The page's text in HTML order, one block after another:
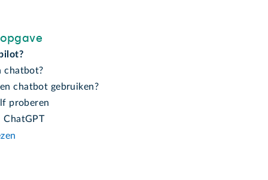
chatbot?
chatbot gebruiken?
proberen
ChatGPT